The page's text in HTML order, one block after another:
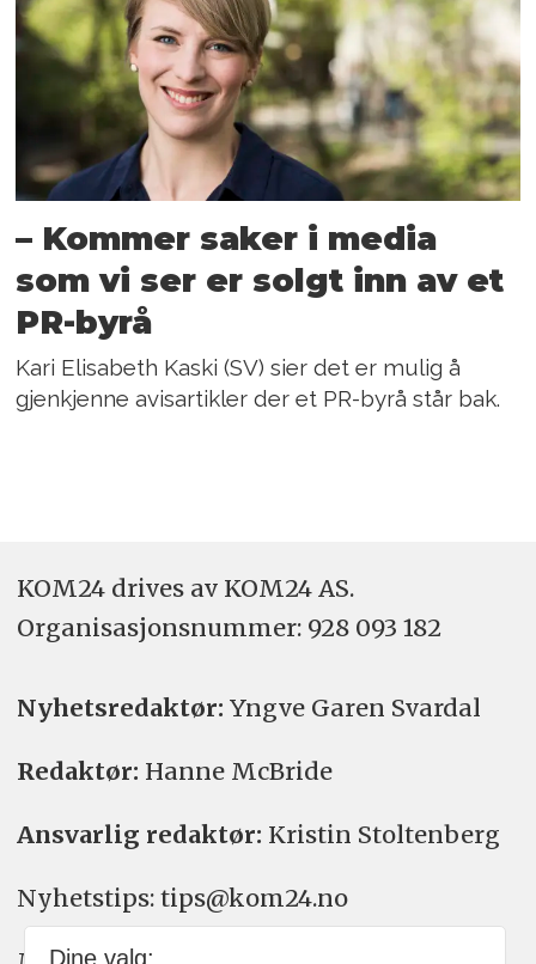
– Kommer saker i media
som vi ser er solgt inn av et
PR-byrå
Kari Elisabeth Kaski (SV) sier det er mulig å
gjenkjenne avisartikler der et PR-byrå står bak.
KOM24 drives av KOM24 AS.
Organisasjons­nummer: 928 093 182
Nyhetsredaktør: Yngve Garen Svardal
Redaktør: Hanne McBride
Ansvarlig redaktør: Kristin Stoltenberg
Nyhetstips: tips@kom24.no
Dine valg: